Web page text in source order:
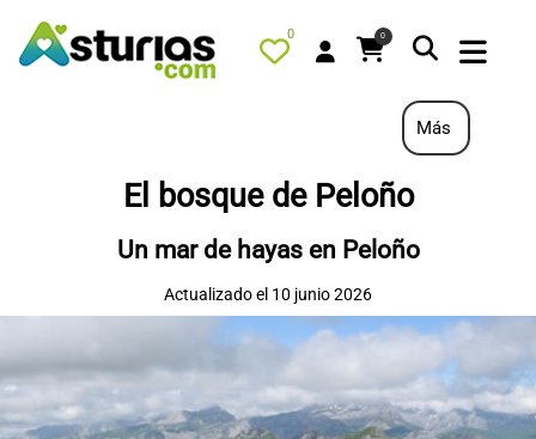
0 0
QUÉ HACER
ALOJAMIENTOS
RESTAURANTES
TURISMO ACTIVO
TIENDA
Más
El bosque de Peloño
Un mar de hayas en Peloño
Actualizado el 10 junio 2026